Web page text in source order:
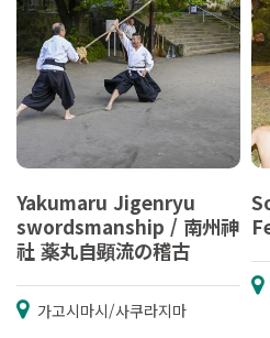
Yakumaru Jigenryu
swordsmanship / 南州神
社 薬丸自顕流の稽古
가고시마시/사쿠라지마